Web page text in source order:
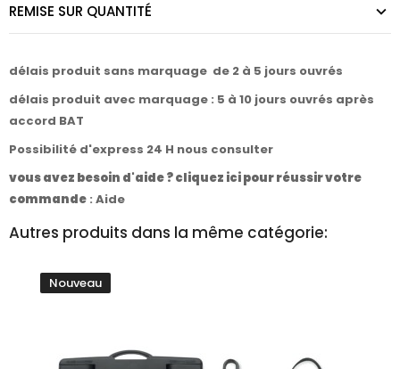
REMISE SUR QUANTITÉ
délais produit sans marquage de 2 à 5 jours ouvrés
délais produit avec marquage : 5 à 10 jours ouvrés après
accord BAT
Possibilité d'express 24 H nous consulter
vous avez besoin d'aide ? cliquez ici pour réussir votre
commande : Aide
Autres produits dans la même catégorie:
Nouveau